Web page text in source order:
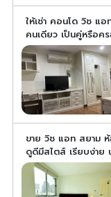
ให้เช่า คอนโด วิช แ
คนเดียว เป็นคู่หรือค
ขาย วิช แอท สยาม
ดูดีมีสไตส์ เรียบง่าย